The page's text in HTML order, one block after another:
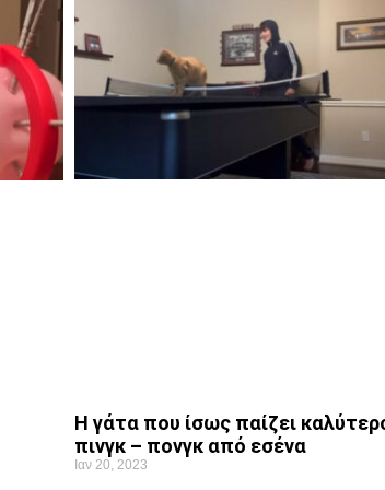
Η γάτα που ίσως παίζει
πινγκ – πονγκ από εσένα
Ιαν 20, 2023